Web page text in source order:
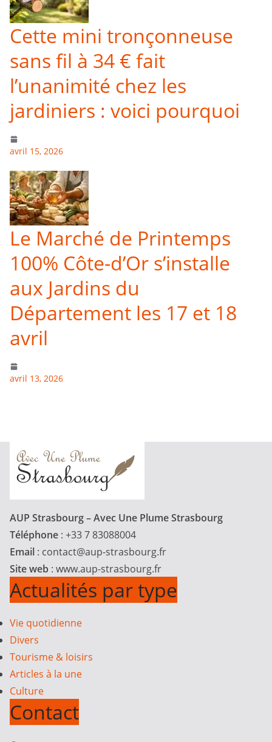
Cette mini tronçonneuse
sans fil à 34 € fait
l’unanimité chez les
jardiniers : voici pourquoi
avril 15, 2026
Le Marché de Printemps
100% Côte-d’Or s’installe
aux Jardins du
Département les 17 et 18
avril
avril 13, 2026
AUP Strasbourg – Avec Une Plume Strasbourg
Téléphone : +33 7 83088004
Email : contact@aup-strasbourg.fr
Site web : www.aup-strasbourg.fr
Actualités par type
Vie quotidienne
Divers
Tourisme & loisirs
Articles à la une
Culture
Contact